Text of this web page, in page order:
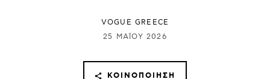
VOGUE GREECE
25 ΜΑΪ́ΟΥ 2026
ΚΟΙΝΟΠΟΊΗΣΗ